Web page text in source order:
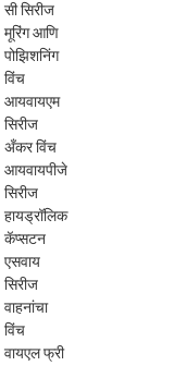
सी सिरीज
मूरिंग आणि
पोझिशनिंग
विंच
आयवायएम
सिरीज
अँकर विंच
आयवायपीजे
सिरीज
हायड्रॉलिक
कॅप्सटन
एसवाय
सिरीज
वाहनांचा
विंच
वायएल फ्री